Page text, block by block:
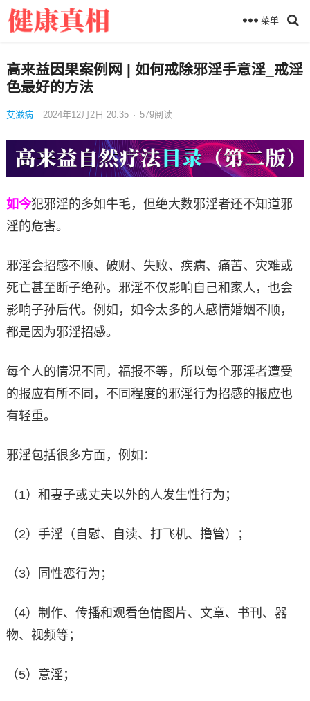
菜单
高来益因果案例网 | 如何戒除邪淫手意淫_戒淫
色最好的方法
艾滋病 2024年12月2日 20:35 · 579阅读
如今犯邪淫的多如牛毛，但绝大数邪淫者还不知道邪
淫的危害。
邪淫会招感不顺、破财、失败、疾病、痛苦、灾难或
死亡甚至断子绝孙。邪淫不仅影响自己和家人，也会
影响子孙后代。例如，如今太多的人感情婚姻不顺，
都是因为邪淫招感。
每个人的情况不同，福报不等，所以每个邪淫者遭受
的报应有所不同，不同程度的邪淫行为招感的报应也
有轻重。
邪淫包括很多方面，例如：
（1）和妻子或丈夫以外的人发生性行为；
（2）手淫（自慰、自渎、打飞机、撸管）；
（3）同性恋行为；
（4）制作、传播和观看色情图片、文章、书刊、器
物、视频等；
（5）意淫；